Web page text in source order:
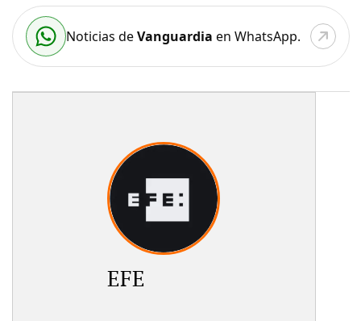
Noticias deVanguardia en WhatsApp.
EFE